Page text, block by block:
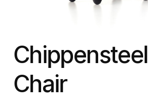
Chippensteel
Chair